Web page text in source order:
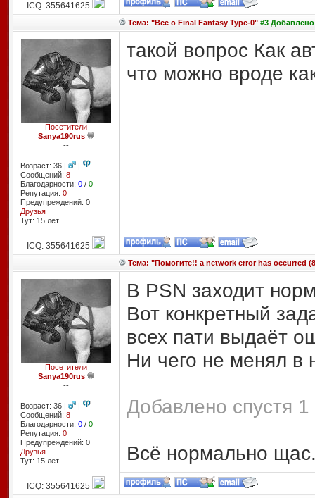
ICQ: 355641625
Тема: "Всё о Final Fantasy Type-0"#3
Посетители
Sanya190rus
--
Возраст: 36 |
|
Сообщений: 8
Благодарности: 0/ 0
Репутация: 0
Предупреждений: 0
Друзья
Тут: 15 лет
такой вопрос Как
что можно вроде
ICQ: 355641625
Тема: "Помогите!! a network error has occurred
Посетители
Sanya190rus
--
Возраст: 36 |
|
Сообщений: 8
Благодарности: 0/ 0
Репутация: 0
Предупреждений: 0
Друзья
Тут: 15 лет
В PSN заходит
Вот конкретный
всех пати выдаёт
Ни чего не менял в
Добавлено спустя
Всё нормально
ICQ: 355641625